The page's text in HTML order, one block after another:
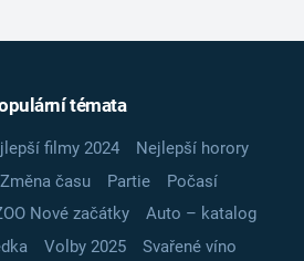
témata
filmy 2024
Nejlepší horory
Změna času Partie
Počasí
Nové začátky
Auto – katalog
Volby 2025
Svařené víno